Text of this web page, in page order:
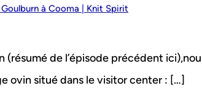
à Cooma | Knit Spirit
de l’épisode précédent
ovin situé dans le visitor center : […]